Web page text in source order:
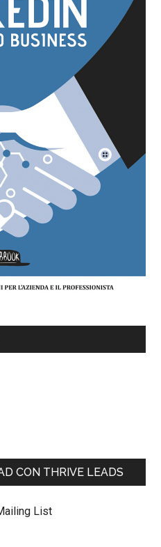
CON THRIVE LEADS